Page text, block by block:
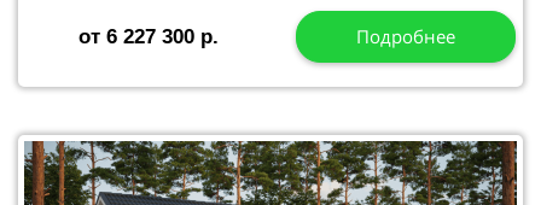
от 6 227 300 р. Подробнее